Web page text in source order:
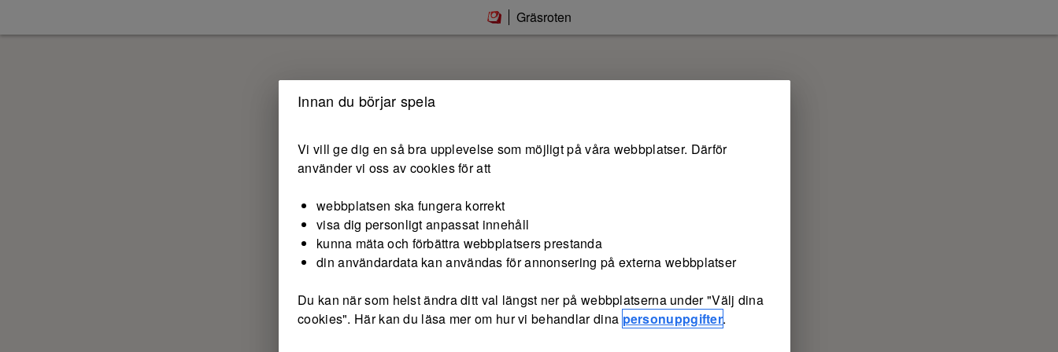
Gräsroten
Innan du börjar spela
Vi vill ge dig en så bra upplevelse som möjligt på våra webbplatser. Därför
använder vi oss av cookies för att
webbplatsen ska fungera korrekt
visa dig personligt anpassat innehåll
kunna mäta och förbättra webbplatsers prestanda
din användardata kan användas för annonsering på externa webbplatser
Du kan när som helst ändra ditt val längst ner på webbplatserna under "Välj dina
cookies". Här kan du läsa mer om hur vi behandlar dina personuppgifter.